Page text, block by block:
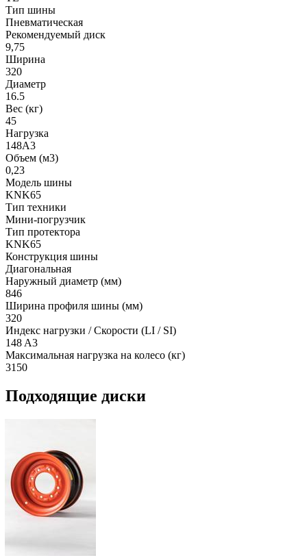
Тип шины
Пневматическая
Рекомендуемый диск
9,75
Ширина
320
Диаметр
16.5
Вес (кг)
45
Нагрузка
148A3
Объем (м3)
0,23
Модель шины
KNK65
Тип техники
Мини-погрузчик
Тип протектора
KNK65
Конструкция шины
Диагональная
Наружный диаметр (мм)
846
Ширина профиля шины (мм)
320
Индекс нагрузки / Скорости (LI / SI)
148 A3
Максимальная нагрузка на колесо (кг)
3150
Подходящие диски